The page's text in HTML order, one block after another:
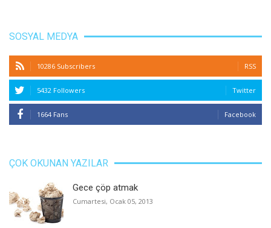
SOSYAL MEDYA
10286 Subscribers RSS
5432 Followers Twitter
1664 Fans Facebook
ÇOK OKUNAN YAZILAR
Gece çöp atmak
Cumartesi, Ocak 05, 2013